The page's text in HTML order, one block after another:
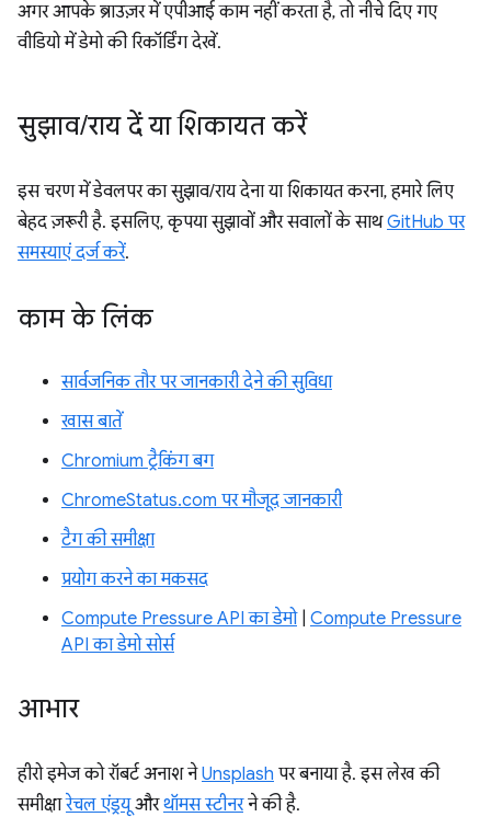
अगर आपके ब्राउज़र में एपीआई काम नहीं करता है, तो नीचे दिए गए
वीडियो में डेमो की रिकॉर्डिंग देखें.
सुझाव/राय दें या शिकायत करें
इस चरण में डेवलपर का सुझाव/राय देना या शिकायत करना, हमारे लिए
बेहद ज़रूरी है. इसलिए, कृपया सुझावों और सवालों के साथGitHub पर
समस्याएं दर्ज करें.
काम के लिंक
सार्वजनिक तौर पर जानकारी देने की सुविधा
खास बातें
Chromium ट्रैकिंग बग
ChromeStatus.com पर मौजूद जानकारी
टैग की समीक्षा
प्रयोग करने का मकसद
Compute Pressure API का डेमो| Compute Pressure
API का डेमो सोर्स
आभार
हीरो इमेज को रॉबर्ट अनाश नेUnsplash पर बनाया है. इस लेख की
समीक्षारेचल एंड्रयूऔरथॉमस स्टीनरने की है.